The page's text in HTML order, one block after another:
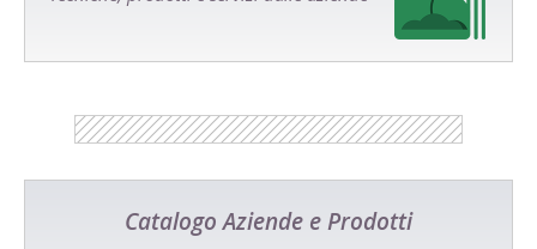
Catalogo Aziende e Prodotti